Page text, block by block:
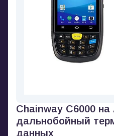
Chainway C6000 на
дальнобойный
данных